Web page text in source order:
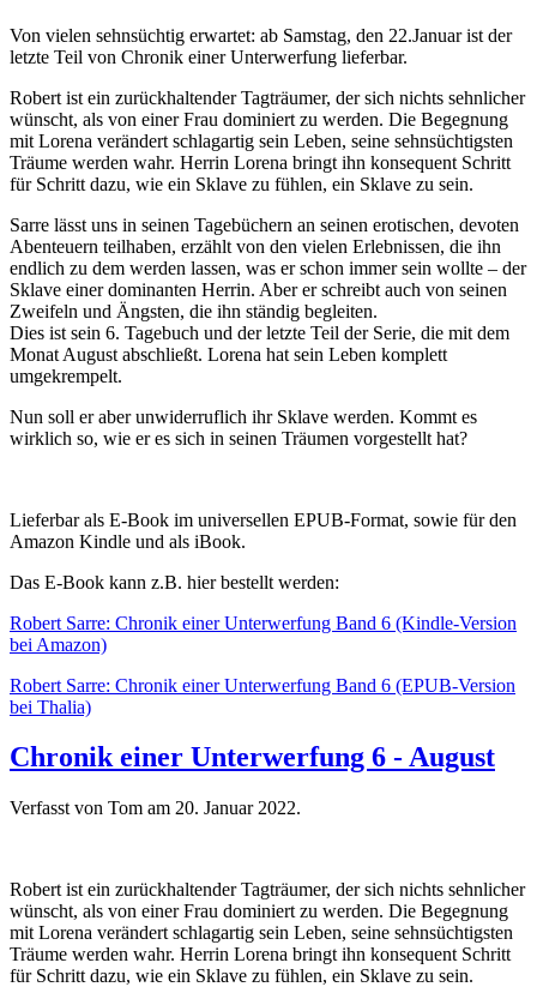
Von vielen sehnsüchtig erwartet: ab Samstag, den 22.Januar ist der
letzte Teil von Chronik einer Unterwerfung lieferbar.
Robert ist ein zurückhaltender Tagträumer, der sich nichts sehnlicher
wünscht, als von einer Frau dominiert zu werden. Die Begegnung
mit Lorena verändert schlagartig sein Leben, seine sehnsüchtigsten
Träume werden wahr. Herrin Lorena bringt ihn konsequent Schritt
für Schritt dazu, wie ein Sklave zu fühlen, ein Sklave zu sein.
Sarre lässt uns in seinen Tagebüchern an seinen erotischen, devoten
Abenteuern teilhaben, erzählt von den vielen Erlebnissen, die ihn
endlich zu dem werden lassen, was er schon immer sein wollte – der
Sklave einer dominanten Herrin. Aber er schreibt auch von seinen
Zweifeln und Ängsten, die ihn ständig begleiten.
Dies ist sein 6. Tagebuch und der letzte Teil der Serie, die mit dem
Monat August abschließt. Lorena hat sein Leben komplett
umgekrempelt.
Nun soll er aber unwiderruflich ihr Sklave werden. Kommt es
wirklich so, wie er es sich in seinen Träumen vorgestellt hat?
Lieferbar als E-Book im universellen EPUB-Format, sowie für den
Amazon Kindle und als iBook.
Das E-Book kann z.B. hier bestellt werden:
Robert Sarre: Chronik einer Unterwerfung Band 6 (Kindle-Version
bei Amazon)
Robert Sarre: Chronik einer Unterwerfung Band 6 (EPUB-Version
bei Thalia)
Chronik einer Unterwerfung 6 - August
Verfasst von Tom am 20. Januar 2022.
Robert ist ein zurückhaltender Tagträumer, der sich nichts sehnlicher
wünscht, als von einer Frau dominiert zu werden. Die Begegnung
mit Lorena verändert schlagartig sein Leben, seine sehnsüchtigsten
Träume werden wahr. Herrin Lorena bringt ihn konsequent Schritt
für Schritt dazu, wie ein Sklave zu fühlen, ein Sklave zu sein.